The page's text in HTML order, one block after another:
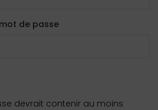
de passe
devrait contenir au moins